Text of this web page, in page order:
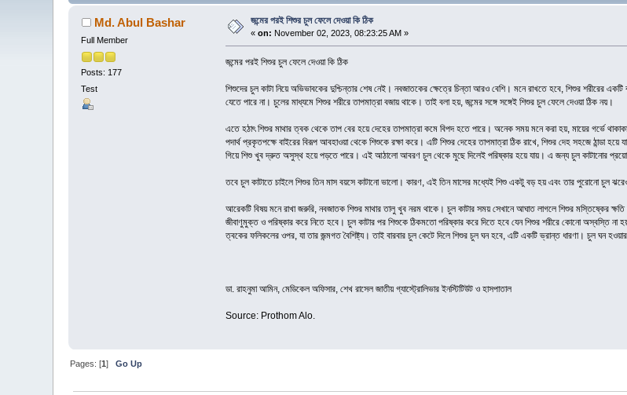
Md. Abul Bashar
Full Member
Posts: 177
Test
জন্মের পরই শিশুর চুল ফেলে দেওয়া কি ঠিক
«on: November 02, 2023, 08:23:25 AM »
জন্মের পরই শিশুর চুল ফেলে দেওয়া কি ঠিক
শিশুদের চুল কাটা নিয়ে অভিভাবকের দুশ্চিন্তার শেষ নেই। নবজাতকের ক্ষেত্রে চিন্তা আরও বেশি। মনে রাখতে হবে, শিশুর শরীরের
যেতে পারে না। চুলের মাধ্যমে শিশুর শরীরে তাপমাত্রা বজায় থাকে। তাই বলা হয়, জন্মের সঙ্গে সঙ্গেই শিশুর চুল ফেলে দেওয়া ঠিক নয়।
এতে হঠাৎ শিশুর মাথার ত্বক থেকে তাপ বের হয়ে দেহের তাপমাত্রা কমে বিপদ হতে পারে। অনেক সময় মনে করা হয়, মায়ের গর্ভে
পদার্থ প্রকৃতপক্ষে বাইরের বিরূপ আবহাওয়া থেকে শিশুকে রক্ষা করে। এটি শিশুর দেহের তাপমাত্রা ঠিক রাখে, শিশুর দেহ সহজে ঠান্ডা
গিয়ে শিশু খুব দ্রুত অসুস্থ হয়ে পড়তে পারে। এই আঠালো আবরণ চুল থেকে মুছে দিলেই পরিষ্কার হয়ে যায়। এ জন্য চুল কাটানোর
তবে চুল কাটাতে চাইলে শিশুর তিন মাস বয়সে কাটানো ভালো। কারণ, এই তিন মাসের মধ্যেই শিশু একটু বড় হয় এবং তার পুরোনো চুল
আরেকটি বিষয় মনে রাখা জরুরি, নবজাতক শিশুর মাথার তালু খুব নরম থাকে। চুল কাটার সময় সেখানে আঘাত লাগলে শিশুর মস্তিষ্কের
জীবাণুমুক্ত ও পরিষ্কার করে নিতে হবে। চুল কাটার পর শিশুকে ঠিকমতো পরিষ্কার করে দিতে হবে যেন শিশুর শরীরে কোনো অস্বস্তি
ত্বকের ফলিকলের ওপর, যা তার জন্মগত বৈশিষ্ট্য। তাই বারবার চুল কেটে দিলে শিশুর চুল ঘন হবে, এটি একটি ভ্রান্ত ধারণা। চুল ঘন
ডা. রাহনুমা আমিন, মেডিকেল অফিসার, শেখ রাসেল জাতীয় গ্যাস্ট্রোলিভার ইনস্টিটিউট ও হাসপাতাল
Source: Prothom Alo.
Pages: [1]Go Up